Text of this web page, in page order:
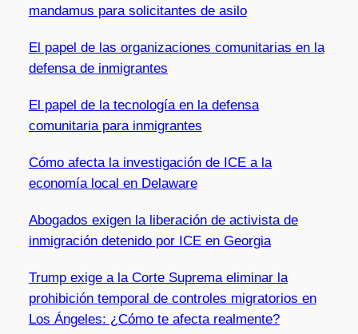
mandamus para solicitantes de asilo
El papel de las organizaciones comunitarias en la
defensa de inmigrantes
El papel de la tecnología en la defensa
comunitaria para inmigrantes
Cómo afecta la investigación de ICE a la
economía local en Delaware
Abogados exigen la liberación de activista de
inmigración detenido por ICE en Georgia
Trump exige a la Corte Suprema eliminar la
prohibición temporal de controles migratorios en
Los Ángeles: ¿Cómo te afecta realmente?